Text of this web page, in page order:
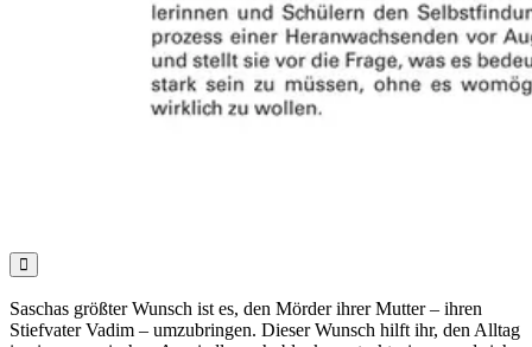

Saschas größter Wunsch ist es, den Mörder ihrer Mutter – ihren
Stiefvater Vadim – umzubringen. Dieser Wunsch hilft ihr, den Alltag